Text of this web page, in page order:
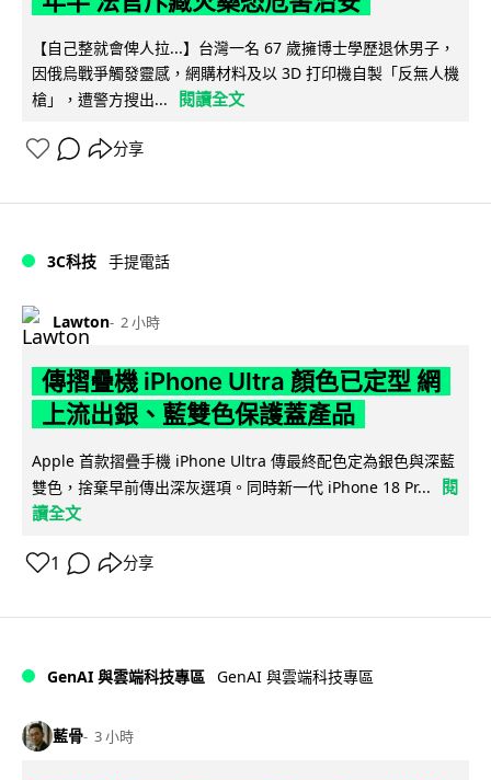
【自己整就會俾人拉...】台灣一名 67 歲擁博士學歷退休男子，
因俄烏戰爭觸發靈感，網購材料及以 3D 打印機自製「反無人機
槍」，遭警方搜出...
閱讀全文
分享
3C科技 手提電話
Lawton 2 小時
傳摺疊機 iPhone Ultra 顏色已定型 網
上流出銀、藍雙色保護蓋產品
Apple 首款摺疊手機 iPhone Ultra 傳最終配色定為銀色與深藍
雙色，捨棄早前傳出深灰選項。同時新一代 iPhone 18 Pr...
閱
讀全文
1 分享
GenAI 與雲端科技專區 GenAI 與雲端科技專區
藍骨 3 小時